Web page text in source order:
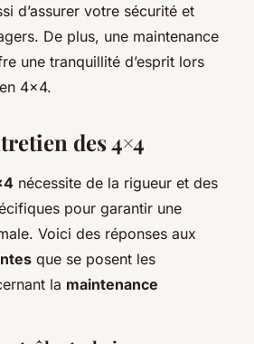
d’assurer votre sécurité et
De plus, une maintenance
une tranquillité d’esprit lors
4×4.
des 4×4
nécessite de la rigueur et des
pour garantir une
Voici des réponses aux
que se posent les
la maintenance